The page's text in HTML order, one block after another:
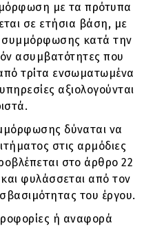
με τα πρότυπα
σε ετήσια βάση, με
συμμόρφωσης κατά την
ασυμβατότητες που
τρίτα ενσωματωμένα
αξιολογούνται
δύναται να
στις αρμόδιες
στο άρθρο 22
φυλάσσεται από τον
του έργου.
ή αναφορά